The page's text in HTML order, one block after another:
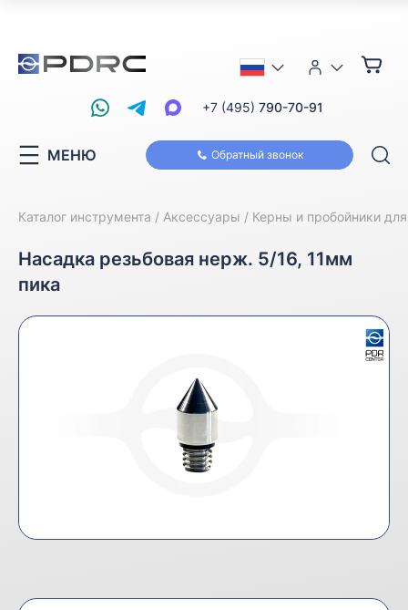
Обратный звонок
+7 (495) 790-70-91
МЕНЮ
Каталог инструмента Аксессуары Керны и пробойники
Насадка резьбовая нерж. 5/16, 11мм
пика